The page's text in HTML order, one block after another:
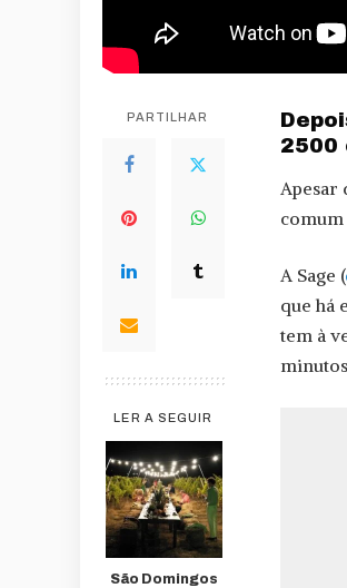
PARTILHAR
LER A SEGUIR
São Domingos
2500
Apesar
A Sage (
que há
tem à